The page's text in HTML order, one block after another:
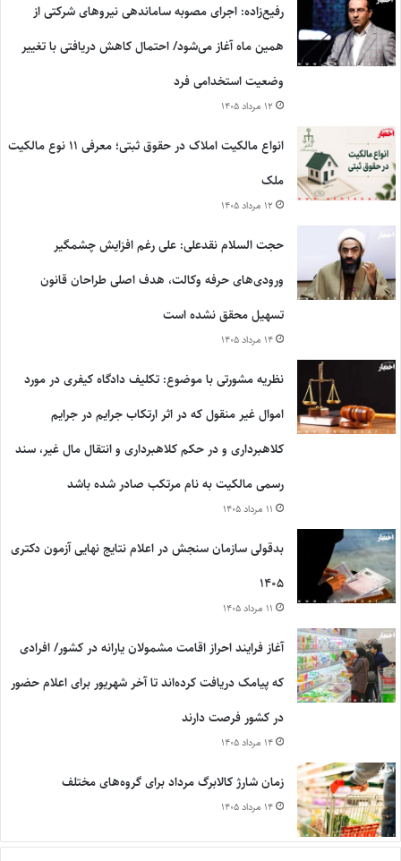
رفیع‌زاده: اجرای مصوبه ساماندهی نیروهای شرکتی از
همین ماه آغاز می‌شود/ احتمال کاهش دریافتی با تغییر
وضعیت استخدامی فرد
۱۲ مرداد ۱۴۰۵
انواع مالکیت املاک در حقوق ثبتی؛ معرفی ۱۱ نوع مالکیت
ملک
۱۲ مرداد ۱۴۰۵
حجت السلام نقدعلی: علی رغم افزایش چشمگیر
ورودی‌های حرفه وکالت، هدف اصلی طراحان قانون
تسهیل محقق نشده است
۱۴ مرداد ۱۴۰۵
نظریه مشورتی با موضوع: تکلیف دادگاه کیفری در مورد
اموال غیر منقول که در اثر ارتکاب جرایم در جرایم
کلاهبرداری و در حکم کلاهبرداری و انتقال مال غیر، سند
رسمی مالکیت به نام مرتکب صادر شده باشد
۱۱ مرداد ۱۴۰۵
بدقولی سازمان سنجش در اعلام نتایج نهایی آزمون دکتری
۱۴۰۵
۱۱ مرداد ۱۴۰۵
آغاز فرایند احراز اقامت مشمولان یارانه در کشور/ افرادی
که پیامک دریافت کرده‌اند تا آخر شهریور برای اعلام حضور
در کشور فرصت دارند
۱۴ مرداد ۱۴۰۵
زمان شارژ کالابرگ مرداد برای گروه‌های مختلف
۱۴ مرداد ۱۴۰۵